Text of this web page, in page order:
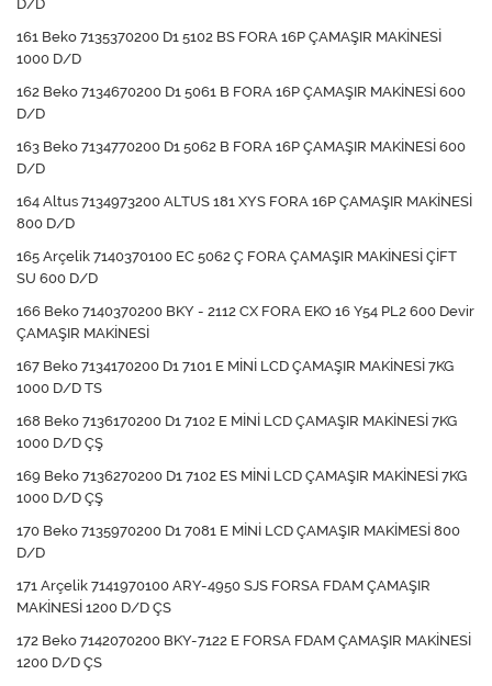
D/D
161 Beko 7135370200 D1 5102 BS FORA 16P ÇAMAŞIR MAKİNESİ
1000 D/D
162 Beko 7134670200 D1 5061 B FORA 16P ÇAMAŞIR MAKİNESİ 600
D/D
163 Beko 7134770200 D1 5062 B FORA 16P ÇAMAŞIR MAKİNESİ 600
D/D
164 Altus 7134973200 ALTUS 181 XYS FORA 16P ÇAMAŞIR MAKİNESİ
800 D/D
165 Arçelik 7140370100 EC 5062 Ç FORA ÇAMAŞIR MAKİNESİ ÇİFT
SU 600 D/D
166 Beko 7140370200 BKY - 2112 CX FORA EKO 16 Y54 PL2 600 Devir
ÇAMAŞIR MAKİNESİ
167 Beko 7134170200 D1 7101 E MİNİ LCD ÇAMAŞIR MAKİNESİ 7KG
1000 D/D TS
168 Beko 7136170200 D1 7102 E MİNİ LCD ÇAMAŞIR MAKİNESİ 7KG
1000 D/D ÇŞ
169 Beko 7136270200 D1 7102 ES MİNİ LCD ÇAMAŞIR MAKİNESİ 7KG
1000 D/D ÇŞ
170 Beko 7135970200 D1 7081 E MİNİ LCD ÇAMAŞIR MAKİMESİ 800
D/D
171 Arçelik 7141970100 ARY-4950 SJS FORSA FDAM ÇAMAŞIR
MAKİNESİ 1200 D/D ÇS
172 Beko 7142070200 BKY-7122 E FORSA FDAM ÇAMAŞIR MAKİNESİ
1200 D/D ÇS